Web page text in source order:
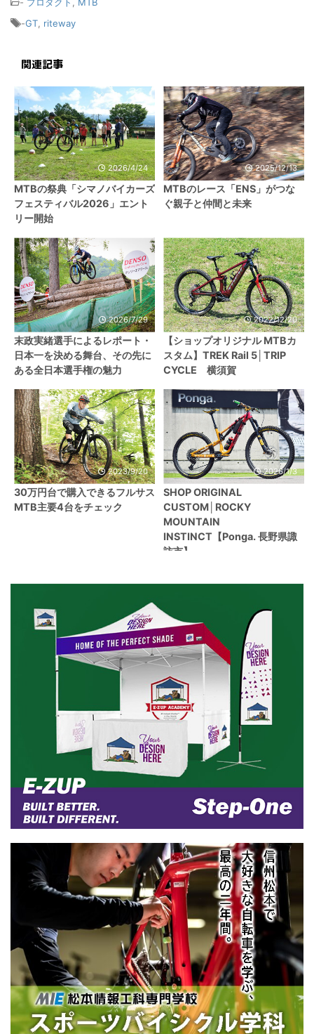
-GT riteway
関連記事
2026/4/24
MTBの祭典「シマノバイカーズ
フェスティバル2026」エント
リー開始
2025/12/13
MTBのレース「ENS」がつな
ぐ親子と仲間と未来
2026/7/29
末政実緒選手によるレポート・
日本一を決める舞台、その先に
ある全日本選手権の魅力
2022/12/20
【ショップオリジナル MTBカ
スタム】TREK Rail 5│TRIP
CYCLE 横須賀
2023/9/20
30万円台で購入できるフルサス
MTB主要4台をチェック
2026/1/3
SHOP ORIGINAL
CUSTOM│ROCKY
MOUNTAIN
INSTINCT【Ponga. 長野県諏
訪市】